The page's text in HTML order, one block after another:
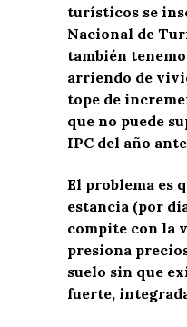
turísticos se
Nacional de
también
arriendo de
tope de
que no puede
IPC del año
El problema es
estancia (por
compite con la
presiona
suelo sin que
fuerte,